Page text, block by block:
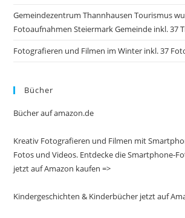
Gemeindezentrum Thannhausen Tourismus
Fotoaufnahmen Steiermark Gemeinde inkl. 37
Fotografieren und Filmen im Winter inkl. 37
Bücher
Bücher auf amazon.de
Kreativ Fotografieren und Filmen mit
Fotos und Videos. Entdecke die Smartphone-
jetzt auf Amazon kaufen =>
Kindergeschichten & Kinderbücher jetzt auf